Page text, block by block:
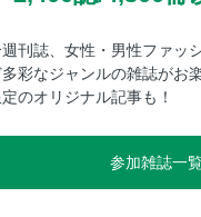
刊誌、女性・男性ファッ
彩なジャンルの雑誌がお
のオリジナル記事も！
参加雑誌一